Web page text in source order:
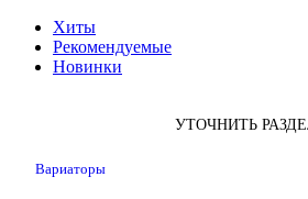
Хиты
Рекомендуемые
Новинки
УТОЧНИТЬ
Вариаторы